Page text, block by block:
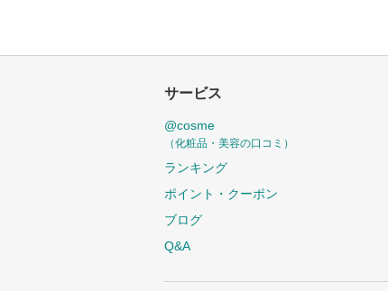
サービス
@cosme
（化粧品・美容の口コミ）
ランキング
ポイント・クーポン
ブログ
Q&A